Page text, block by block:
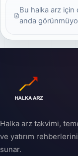
Bu halka arz için
anda
Halka arz takvimi,
ve yatırım
sunar.